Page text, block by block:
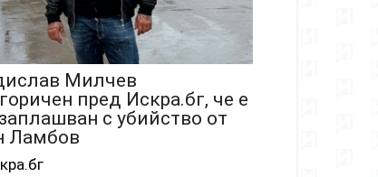
Милчев
пред Искра.бг, че е
с убийство от
Ламбов